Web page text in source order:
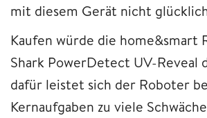
mit diesem Gerät nicht
Kaufen würde die home&smart
Shark PowerDetect UV-Reveal
dafür leistet sich der Roboter
Kernaufgaben zu viele